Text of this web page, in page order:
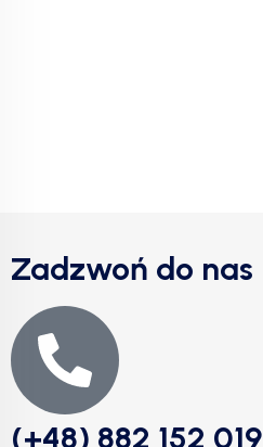
Zadzwoń do nas
(+48) 882 152 019